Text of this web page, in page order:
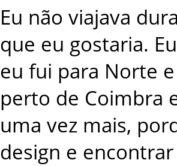
Eu não viajava
que eu gostaria. Eu
eu fui para Norte e
perto de Coimbra
uma vez mais,
design e encontrar